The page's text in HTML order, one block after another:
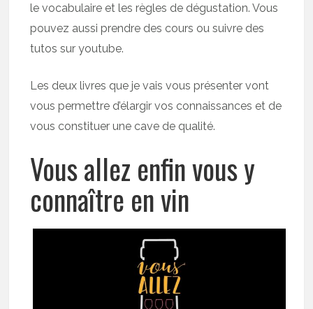
le vocabulaire et les règles de dégustation. Vous
pouvez aussi prendre des cours ou suivre des
tutos sur youtube.
Les deux livres que je vais vous présenter vont
vous permettre d’élargir vos connaissances et de
vous constituer une cave de qualité.
Vous allez enfin vous y
connaître en vin